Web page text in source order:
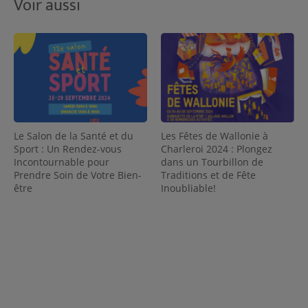
Voir aussi
Le Salon de la Santé et du
Sport : Un Rendez-vous
Incontournable pour
Prendre Soin de Votre Bien-
être
Les Fêtes de Wallonie à
Charleroi 2024 : Plongez
dans un Tourbillon de
Traditions et de Fête
Inoubliable!